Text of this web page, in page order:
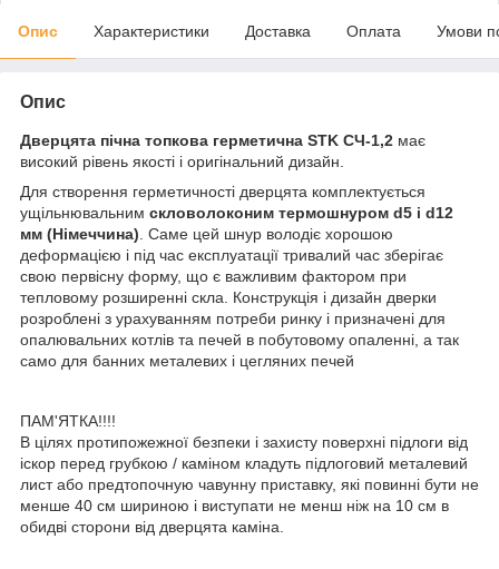
Опис Характеристики Доставка Оплата Умови
Опис
Дверцята пічна топкова герметична STK СЧ-1,2 має
високий рівень якості і оригінальний дизайн.
Для створення герметичності дверцята комплектується
ущільнювальним скловолоконим термошнуром d5 і d12
мм (Німеччина) . Саме цей шнур володіє хорошою
деформацією і під час експлуатації тривалий час зберігає
свою первісну форму, що є важливим фактором при
тепловому розширенні скла. Конструкція і дизайн дверки
розроблені з урахуванням потреби ринку і призначені для
опалювальних котлів та печей в побутовому опаленні, а так
само для банних металевих і цегляних печей
ПАМ'ЯТКА!!!!
В цілях протипожежної безпеки і захисту поверхні підлоги від
іскор перед грубкою / каміном кладуть підлоговий металевий
лист або предтопочную чавунну приставку, які повинні бути не
менше 40 см шириною і виступати не менш ніж на 10 см в
обидві сторони від дверцята каміна.